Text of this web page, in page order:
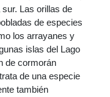
Las orillas de
de especies
los arrayanes y
islas del Lago
de cormorán
de una especie
también